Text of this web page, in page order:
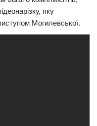
яку
Могилевської.